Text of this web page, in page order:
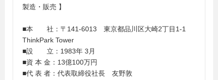
製造・販売 】
■本 社：〒141-6013 東京都品川区大崎2丁目1‐1
ThinkPark Tower
■設 立：1983年 3月
■資 本 金：13億100万円
■代 表 者：代表取締役社長 友野敦